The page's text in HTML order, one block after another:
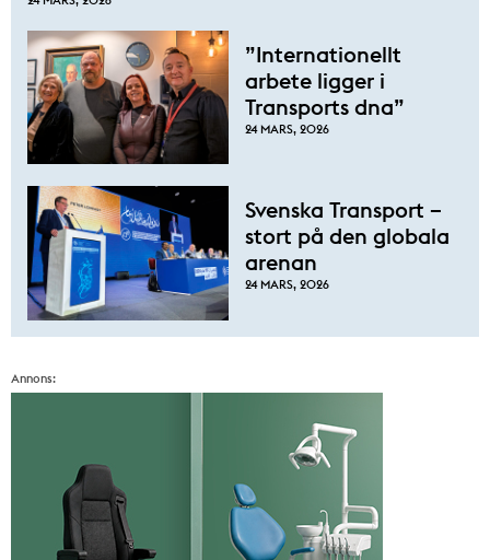
”Internationellt
arbete ligger i
Transports dna”
24 MARS, 2026
Svenska Transport –
stort på den globala
arenan
24 MARS, 2026
Annons: